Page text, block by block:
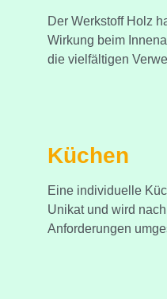
Der Werkstoff Holz
Wirkung beim
die vielfältigen
Küchen
Eine individuelle
Unikat und wird
Anforderungen